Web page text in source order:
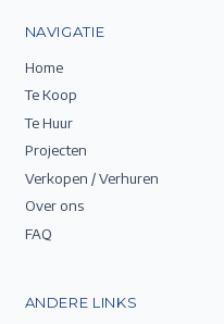
NAVIGATIE
Home
Te Koop
Te Huur
Projecten
Verkopen / Verhuren
Over ons
FAQ
ANDERE LINKS